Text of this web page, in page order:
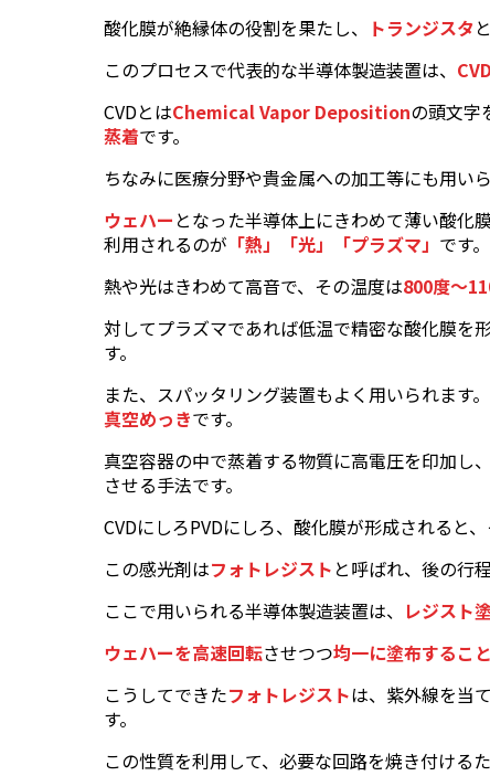
酸化膜が絶縁体の役割を果たし、
トランジスタ
このプロセスで代表的な半導体製造装置は、
CVDとはChemical Vapor Depositionの頭文字
蒸着です。
ちなみに医療分野や貴金属への加工等にも用いら
ウェハー となった半導体上にきわめて薄い酸
利用されるのが 「熱」「光」「プラズマ」 です。
熱や光はきわめて高音で、その温度は800度～
対してプラズマであれば低温で精密な酸化膜を
す。
また、スパッタリング装置もよく用いられます
真空めっきです。
真空容器の中で蒸着する物質に高電圧を印加し
させる手法です。
CVDにしろPVDにしろ、酸化膜が形成されると
この感光剤はフォトレジスト と呼ばれ、後の行
ここで用いられる半導体製造装置は、 レジスト
ウェハーを高速回転させつつ均一に塗布すること
こうしてできたフォトレジストは、紫外線を当
す。
この性質を利用して、必要な回路を焼き付ける